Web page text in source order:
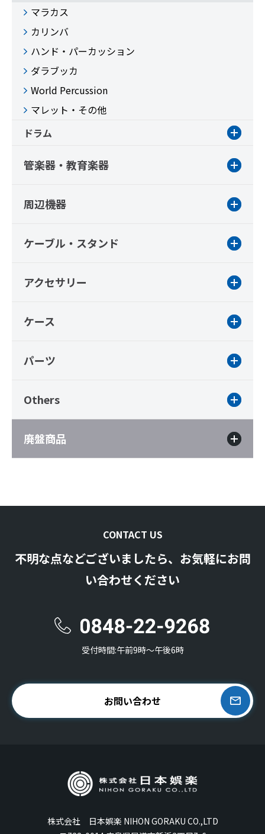
マラカス
カリンバ
ハンド・パーカッション
ダラブッカ
World Percussion
マレット・その他
ドラム
管楽器・教育楽器
周辺機器
ケーブル・スタンド
アクセサリー
ケース
パーツ
Others
廃盤商品
CONTACT US
不明な点などございましたら、お気軽にお問
い合わせください
受付時間:午前9時〜午後6時
お問い合わせ
株式会社 日本娯楽 NIHON GORAKU CO.,LTD